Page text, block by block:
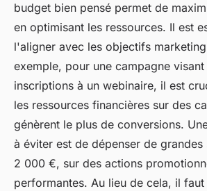
budget bien pensé permet de
en optimisant les ressources. Il est
l'aligner avec les objectifs
exemple, pour une campagne
inscriptions à un webinaire, il est
les ressources financières sur des
génèrent le plus de conversions.
à éviter est de dépenser de
2 000 €, sur des actions
performantes. Au lieu de cela, il